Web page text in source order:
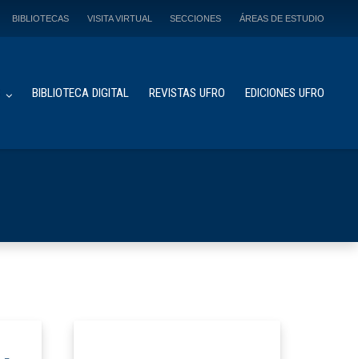
BIBLIOTECAS VISITA VIRTUAL SECCIONES ÁREAS DE ESTUDIO
BIBLIOTECA DIGITAL REVISTAS UFRO EDICIONES UFRO